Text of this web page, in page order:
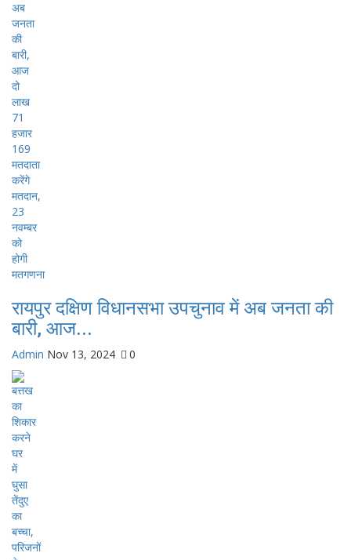
रायपुर दक्षिण विधानसभा उपचुनाव में अब जनता की
बारी, आज...
Admin Nov 13, 2024 0